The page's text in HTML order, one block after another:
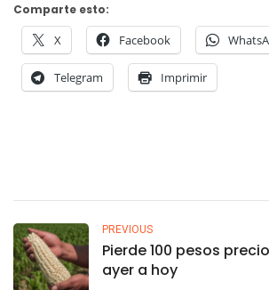
Comparte esto:
X Facebook
Telegram Imprimir
PREVIOUS
Pierde 100 pesos
ayer a hoy